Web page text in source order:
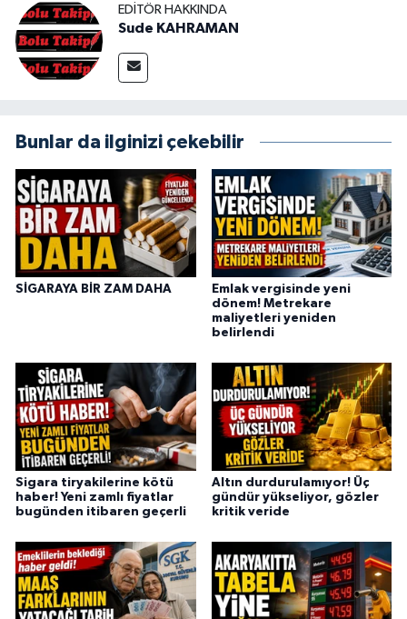
EDITÖR HAKKINDA
Sude KAHRAMAN
Bunlar da ilginizi çekebilir
SİGARAYA BİR ZAM DAHA
Emlak vergisinde yeni
dönem! Metrekare
maliyetleri yeniden
belirlendi
Sigara tiryakilerine kötü
haber! Yeni zamlı fiyatlar
bugünden itibaren geçerli
Altın durdurulamıyor! Üç
gündür yükseliyor, gözler
kritik veride